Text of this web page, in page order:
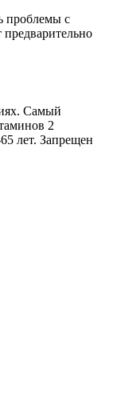
проблемы с
Самый
2
лет. Запрещен